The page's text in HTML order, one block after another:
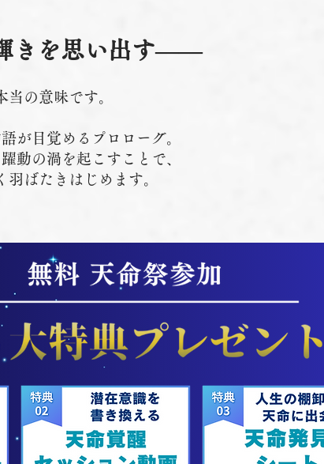
きを思い出す――
当の意味です。
が目覚めるプロローグ。
動の渦を起こすことで、
羽ばたきはじめます。